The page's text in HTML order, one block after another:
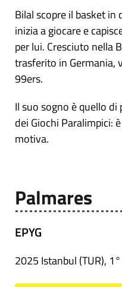
Bilal scopre il basket in
inizia a giocare e
per lui. Cresciuto nella
trasferito in Germania,
99ers.
Il suo sogno è quello
dei Giochi Paralimpici:
motiva.
Palmares
EPYG
2025 Istanbul (TUR), 1°